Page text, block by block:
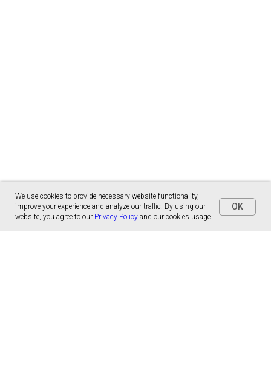
We use cookies to provide necessary website functionality,
improve your experience and analyze our traffic. By using our
website, you agree to our Privacy Policy and our cookies usage.
OK